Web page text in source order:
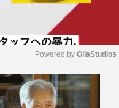
M
u
t
Powered by GliaStudios